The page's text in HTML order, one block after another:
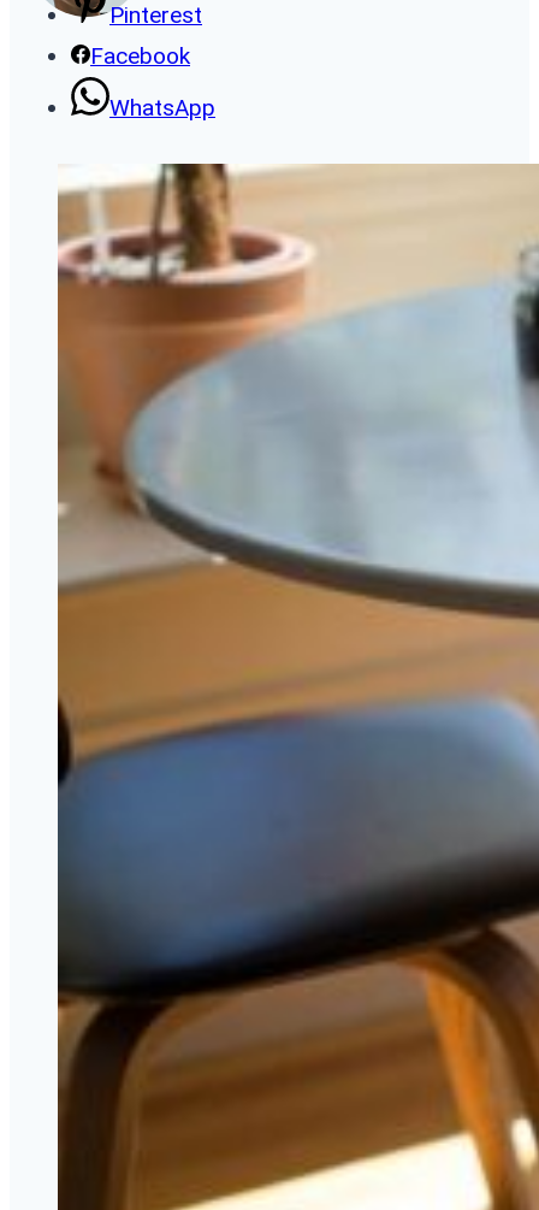
Pinterest
Facebook
WhatsApp